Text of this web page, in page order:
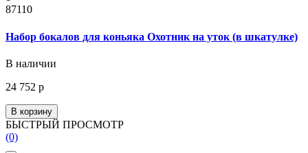
87110
Набор бокалов для коньяка Охотник на уток (в шкатулке)
В наличии
24 752 р
В корзину
БЫСТРЫЙ ПРОСМОТР
(0)